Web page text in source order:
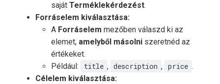
saját Terméklekérdezést.
Forráselem kiválasztása:
A Forráselem mezőben válaszd ki az
elemet, amelyből másolni szeretnéd az
értékeket.
Például:
title , description , price .
Célelem kiválasztása: